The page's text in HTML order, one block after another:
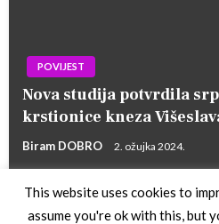
POVIJEST
Nova studija potvrdila
krstionice kneza
Biram DOBRO 2. ožujka 2024.
This website uses cookies to
assume you're ok with this, but